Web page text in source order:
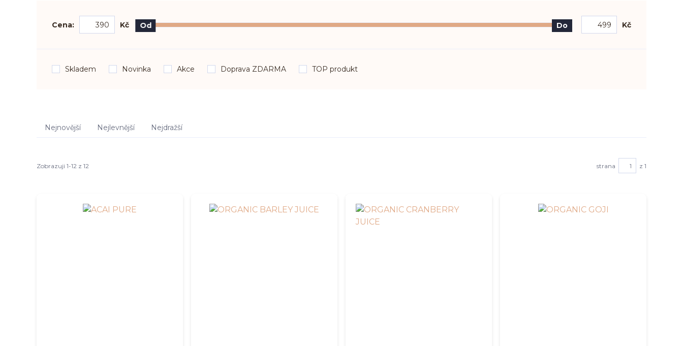
Cena: Kč Od Do Kč
Skladem Novinka Akce Doprava ZDARMA TOP produkt
Nejnovější Nejlevnější Nejdražší
Zobrazuji 1-12 z 12 strana z 1